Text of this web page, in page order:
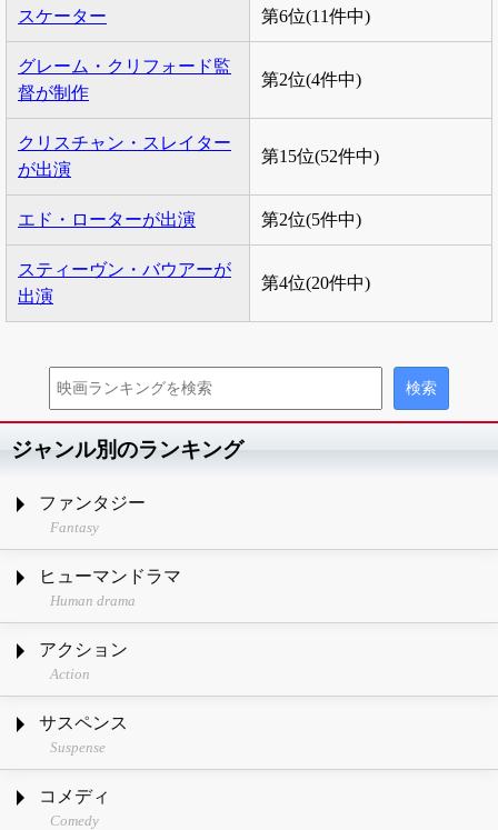
スケーター 第6位(11件中)
グレーム・クリフォード監
督が制作
第2位(4件中)
クリスチャン・スレイター
が出演
第15位(52件中)
エド・ローターが出演 第2位(5件中)
スティーヴン・バウアーが
出演
第4位(20件中)
ジャンル別のランキング
ファンタジー
Fantasy
ヒューマンドラマ
Human drama
アクション
Action
サスペンス
Suspense
コメディ
Comedy